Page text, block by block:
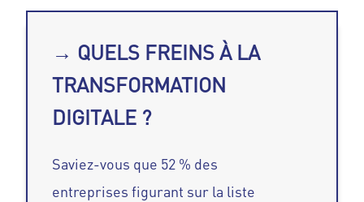
→ QUELS FREINS À LA
TRANSFORMATION
DIGITALE ?
Saviez-vous que 52 % des
entreprises figurant sur la liste